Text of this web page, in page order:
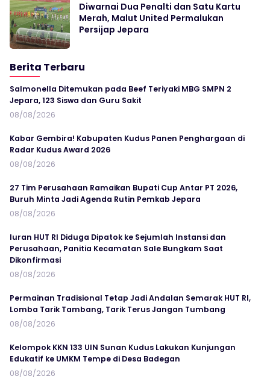
Diwarnai Dua Penalti dan Satu Kartu
Merah, Malut United Permalukan
Persijap Jepara
Berita Terbaru
Salmonella Ditemukan pada Beef Teriyaki MBG SMPN 2
Jepara, 123 Siswa dan Guru Sakit
08/08/2026
Kabar Gembira! Kabupaten Kudus Panen Penghargaan di
Radar Kudus Award 2026
08/08/2026
27 Tim Perusahaan Ramaikan Bupati Cup Antar PT 2026,
Buruh Minta Jadi Agenda Rutin Pemkab Jepara
08/08/2026
Iuran HUT RI Diduga Dipatok ke Sejumlah Instansi dan
Perusahaan, Panitia Kecamatan Sale Bungkam Saat
Dikonfirmasi
08/08/2026
Permainan Tradisional Tetap Jadi Andalan Semarak HUT RI,
Lomba Tarik Tambang, Tarik Terus Jangan Tumbang
08/08/2026
Kelompok KKN 133 UIN Sunan Kudus Lakukan Kunjungan
Edukatif ke UMKM Tempe di Desa Badegan
08/08/2026